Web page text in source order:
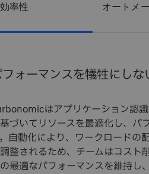
効率性 オートメ
ォーマンスを犠牲にしな
はアプリケーション認
づいてリソースを最適化し、パ
自動化により、ワークロードの
整されるため、チームはコスト
最適なパフォーマンスを維持し